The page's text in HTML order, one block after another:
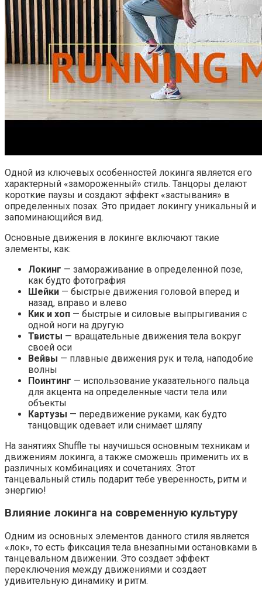
Одной из ключевых особенностей локинга является его
характерный «замороженный» стиль. Танцоры делают
короткие паузы и создают эффект «застывания» в
определенных позах. Это придает локингу уникальный и
запоминающийся вид.
Основные движения в локинге включают такие
элементы, как:
Локинг — замораживание в определенной позе,
как будто фотография
Шейки — быстрые движения головой вперед и
назад, вправо и влево
Кик и хоп — быстрые и силовые выпрыгивания с
одной ноги на другую
Твисты — вращательные движения тела вокруг
своей оси
Вейвы — плавные движения рук и тела, наподобие
волны
Поинтинг — использование указательного пальца
для акцента на определенные части тела или
объекты
Картузы — передвижение руками, как будто
танцовщик одевает или снимает шляпу
На занятиях Shuffle ты научишься основным техникам и
движениям локинга, а также сможешь применить их в
различных комбинациях и сочетаниях. Этот
танцевальный стиль подарит тебе уверенность, ритм и
энергию!
Влияние локинга на современную культуру
Одним из основных элементов данного стиля является
«лок», то есть фиксация тела внезапными остановками в
танцевальном движении. Это создает эффект
переключения между движениями и создает
удивительную динамику и ритм.